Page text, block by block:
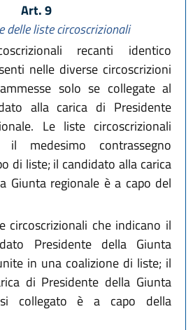
Art. 9
delle liste circoscrizionali
recanti identico
nelle diverse circoscrizioni
solo se collegate al
alla carica di Presidente
Le liste circoscrizionali
medesimo contrassegno
di liste; il candidato alla carica
Giunta regionale è a capo del
circoscrizionali che indicano il
Presidente della Giunta
in una coalizione di liste; il
di Presidente della Giunta
collegato è a capo della